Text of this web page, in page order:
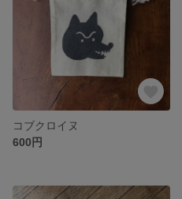
コブクロイヌ
600円